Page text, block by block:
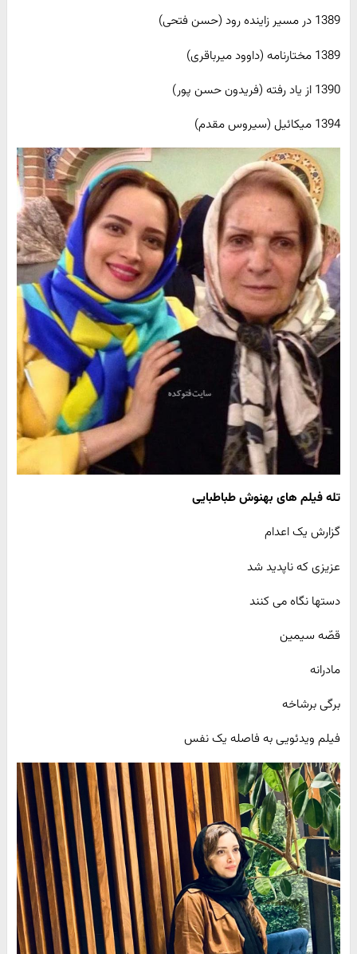
1389 در مسیر زاینده رود (حسن فتحی)
1389 مختارنامه (داوود میرباقری)
1390 از یاد رفته (فریدون حسن پور)
1394 میکائیل (سیروس مقدم)
تله فیلم های بهنوش طباطبایی
گزارش یک اعدام
عزیزی که ناپدید شد
دستها نگاه می کنند
قصّه سیمین
مادرانه
برگی برشاخه
فیلم ویدئویی به فاصله یک نفس